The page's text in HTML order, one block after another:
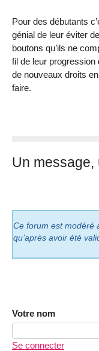
Pour des débutants
génial de leur éviter
boutons qu’ils ne
fil de leur
de nouveaux droits
faire.
Un message,
Ce forum est modéré
qu’après avoir été
Votre nom
Se connecter